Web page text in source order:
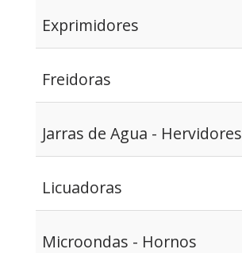
Exprimidores
Freidoras
Jarras de Agua - Hervidores
Licuadoras
Microondas - Hornos